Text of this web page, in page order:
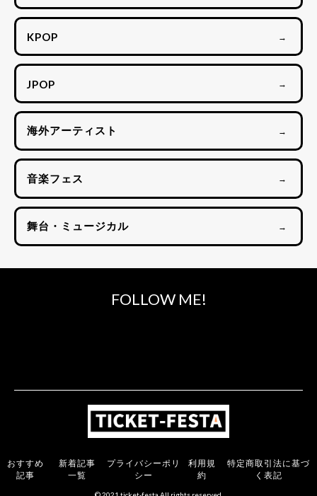
KPOP →
JPOP →
海外アーティスト →
音楽フェス →
舞台・ミュージカル →
FOLLOW ME!
おすすめ
記事
新着記事
一覧
プライバシーポリ
シー
利用規
約
特定商取引法に基づ
く表記